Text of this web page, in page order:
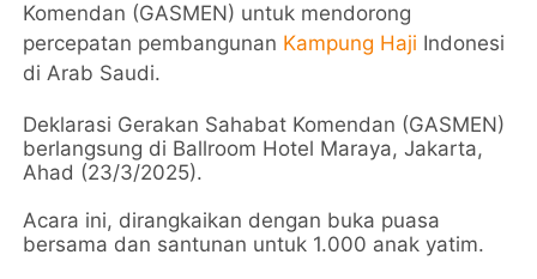
Komendan (GASMEN) untuk mendorong
percepatan pembangunan Kampung Haji Indonesi
di Arab Saudi.
Deklarasi Gerakan Sahabat Komendan (GASMEN)
berlangsung di Ballroom Hotel Maraya, Jakarta,
Ahad (23/3/2025).
Acara ini, dirangkaikan dengan buka puasa
bersama dan santunan untuk 1.000 anak yatim.